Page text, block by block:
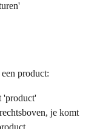
product:
'product'
je komt